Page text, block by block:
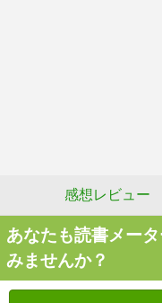
感想レビュー
あなたも読書メー
みませんか？